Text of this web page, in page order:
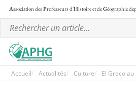
Association desProfesseurs d'Histoire et deGéographie
Accueil Actualités Culture El Greco au